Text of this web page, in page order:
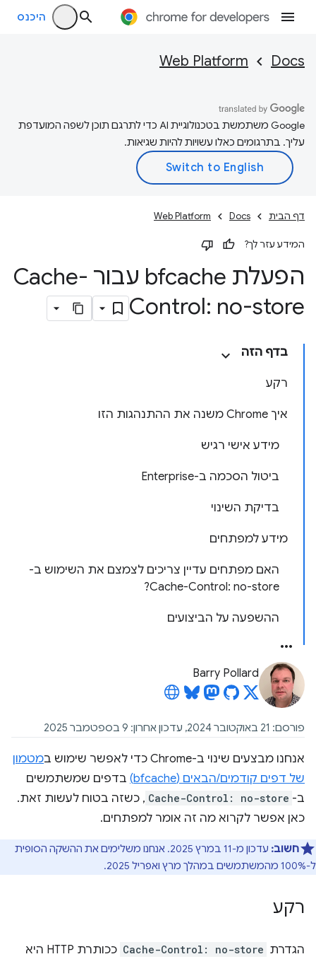
היכנס
Docs
Web Platform
‫Google משתמשת בטכנולוגיית AI כדי לתרגם תוכן לשפה המועדפת
עליך. בתרגומים כאלו עשויות להיות שגיאות.
דף הבית Docs
Web Platform
המידע עזר לך?
הפעלת bfcache עבור Cache-
Control: no-store
בדף הזה
רקע
איך Chrome משנה את ההתנהגות הזו
מידע אישי רגיש
ביטול הסכמה ב-Enterprise
בדיקת השינוי
מידע למפתחים
האם מפתחים עדיין צריכים לצמצם את השימוש ב-
Cache-Control: no-store?
ההשפעה על הביצועים
Barry Pollard
פורסם: 21 באוקטובר 2024, עדכון אחרון: 9 בספטמבר 2025
אנחנו מבצעים שינוי ב-Chrome כדי לאפשר שימוש ב
מטמון
של דפים קודמים/הבאים (bfcache)
בדפים שמשתמשים
ב- Cache-Control: no-store , כשזה בטוח לעשות זאת.
כאן אפשר לקרוא מה זה אומר למפתחים.
חשוב:
עדכון מ-11 במרץ 2025. אנחנו משלימים את ההשקה הסופית
ל-100% מהמשתמשים במהלך מרץ ואפריל 2025.
רקע
הגדרת Cache-Control: no-store
ככותרת HTTP היא